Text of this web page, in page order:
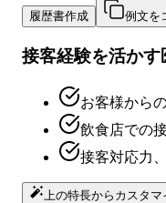
履歴書作成 例文を
接客経験を活かす
お客様から
飲食店での
接客対応力
上の特長からカスタマ